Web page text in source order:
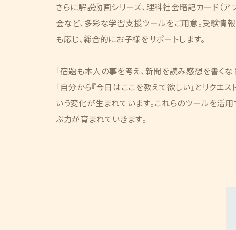
さらに解説動画シリーズ、理科社会暗記カード（ア
会など、多彩な学習支援ツールをご用意。受験情
も応じ、総合的にお子様をサポートします。
「宿題も本人の事を考え、新聞を読み感想を書くな
「自分から『今日はここを教えて欲しい』とリクエス
いう変化が生まれています。これらのツールを活用
ぶ力が育まれていきます。